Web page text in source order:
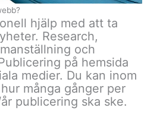
hjälp med att ta
Research,
och
på hemsida
medier. Du kan inom
många gånger per
publicering ska ske.